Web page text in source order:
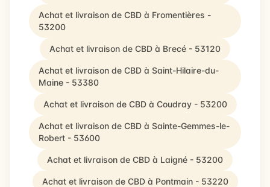
Achat et livraison de CBD à Fromentières -
53200
Achat et livraison de CBD à Brecé - 53120
Achat et livraison de CBD à Saint-Hilaire-du-
Maine - 53380
Achat et livraison de CBD à Coudray - 53200
Achat et livraison de CBD à Sainte-Gemmes-le-
Robert - 53600
Achat et livraison de CBD à Laigné - 53200
Achat et livraison de CBD à Pontmain - 53220